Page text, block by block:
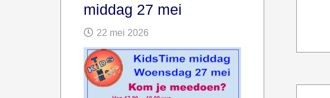
middag 27 mei
22 mei 2026